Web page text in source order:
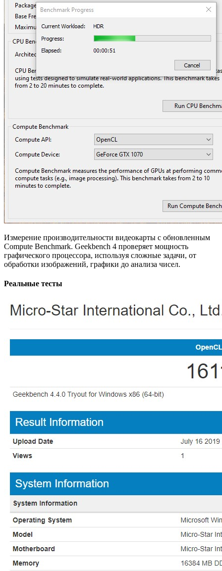
Измерение производительности видеокарты с обновленным
Compute Benchmark. Geekbench 4 проверяет мощность
графического процессора, используя сложные задачи, от
обработки изображений, графики до анализа чисел.
Реальные тесты